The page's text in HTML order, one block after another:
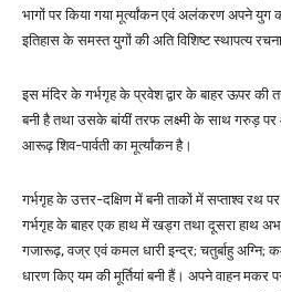
भागों पर किया गया मूर्त्यांकन एवं अलंकरण अपने युग
इतिहास के समस्त युगों की अति विशिष्ट स्थापत्य
इस मंदिर के गर्भगृह के प्रवेश द्वार के बाहर ऊपर की
बनी है तथा उसके बांयीं तरफ लक्ष्मी के साथ गरुड़
आरूढ़ शिव-पार्वती का मूर्त्यांकन है।
गर्भगृह के उत्तर-दक्षिण में बनी ताकों में सप्ताश्व रथ
गर्भगृह के बाहर एक हाथ में खड्ग तथा दूसरा हाथ
गजारूढ़, वज्र एवं कमल धारी इन्द्र; चतुर्बाहु
धारण किए यम की मूर्तियां बनी हैं। अपने वाहन